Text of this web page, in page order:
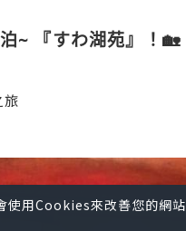
~ 『すわ湖苑』！🏡
旅
用Cookies來改善您的網